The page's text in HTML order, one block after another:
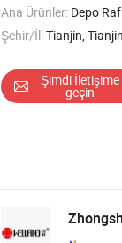
Ana Ürünler: Depo Rafı , Kurutma
Şehir/İl:Tianjin, Tianjin
Şimdi İletişime
geçin